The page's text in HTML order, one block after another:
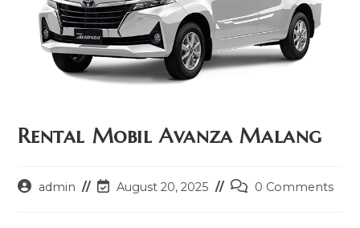
Rental Mobil Avanza Malang
Postadmin
PostAugust 20, 2025
Post0 Comments